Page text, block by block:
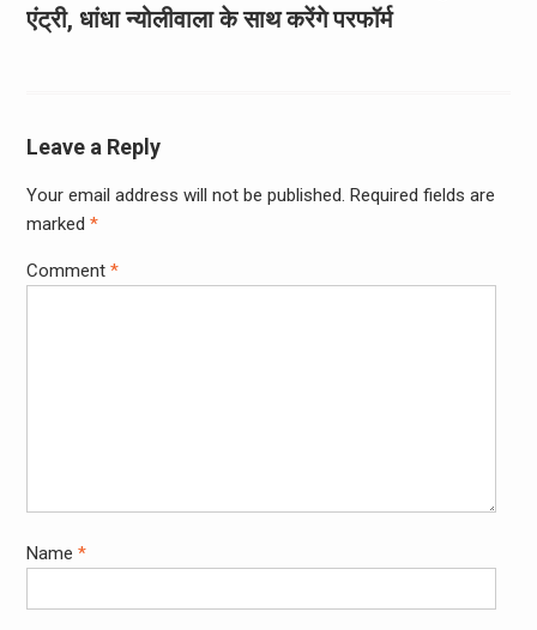
एंट्री, धांधा न्योलीवाला के साथ करेंगे परफॉर्म
Leave a Reply
Your email address will not be published. Required fields are
marked *
Comment *
Name *